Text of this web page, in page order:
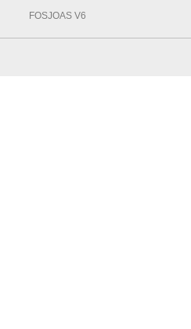
FOSJOAS V6